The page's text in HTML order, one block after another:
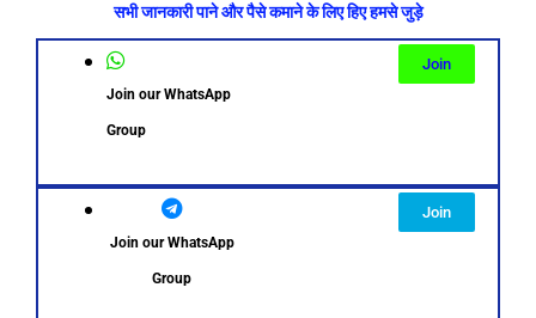
सभी जानकारी पाने और पैसे कमाने के लिए हिए हमसे जुड़े
Join our WhatsApp
Group
Join
Join our WhatsApp
Group
Join